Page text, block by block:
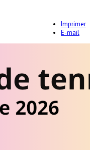
Imprimer
E-mail